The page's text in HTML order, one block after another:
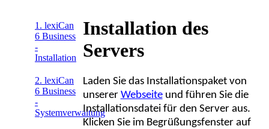
1. lexiCan
6 Business
-
Installation
2. lexiCan
6 Business
-
Systemverwaltung
Installation des
Servers
Laden Sie das Installationspaket von
unserer Webseiteund führen Sie die
Installationsdatei für den Server aus.
Klicken Sie im Begrüßungsfenster auf